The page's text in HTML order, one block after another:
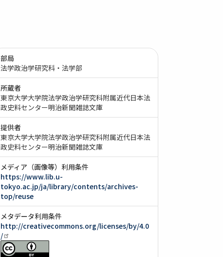
部局
法学政治学研究科・法学部
所蔵者
東京大学大学院法学政治学研究科附属近代日本法
政史料センター明治新聞雑誌文庫
提供者
東京大学大学院法学政治学研究科附属近代日本法
政史料センター明治新聞雑誌文庫
メディア（画像等）利用条件
https://www.lib.u-
tokyo.ac.jp/ja/library/contents/archives-
top/reuse
メタデータ利用条件
http://creativecommons.org/licenses/by/4.0
/